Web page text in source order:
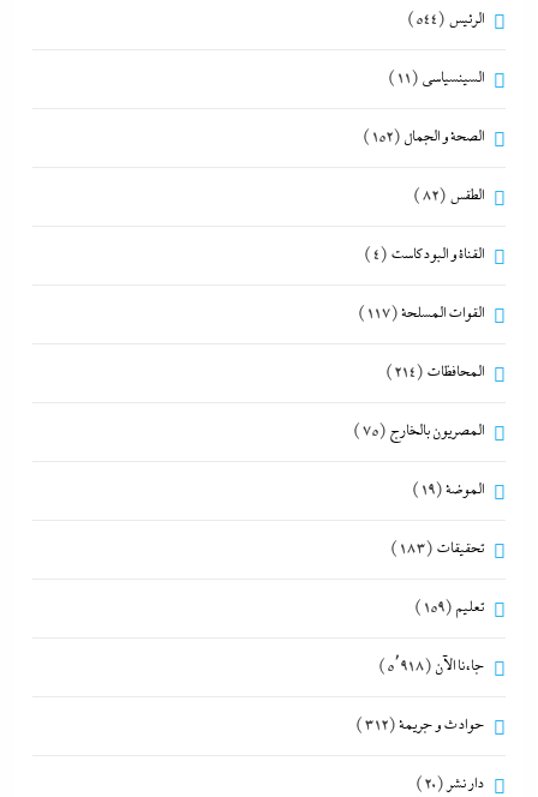
الرئيس (544)
السينسياسي (11)
الصحة و الجمال (152)
الطقس (82)
القناة و البودكاست (4)
القوات المسلحة(117)
المحافظات (214)
المصريون بالخارج (75)
الموضة(19)
تحقيقات (183)
تعليم (159)
جاءنا الآن (5٬918)
حوادث و جريمة(312)
دار نشر (20)